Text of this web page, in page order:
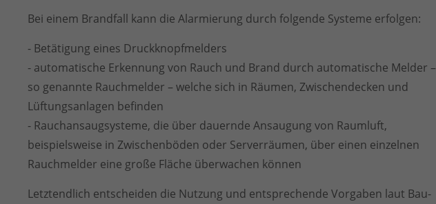
Bei einem Brandfall kann die Alarmierung durch folgende Systeme erfolgen:
- Betätigung eines Druckknopfmelders
- automatische Erkennung von Rauch und Brand durch automatische Melder –
so genannte Rauchmelder – welche sich in Räumen, Zwischendecken und
Lüftungsanlagen befinden
- Rauchansaugsysteme, die über dauernde Ansaugung von Raumluft,
beispielsweise in Zwischenböden oder Serverräumen, über einen einzelnen
Rauchmelder eine große Fläche überwachen können
Letztendlich entscheiden die Nutzung und entsprechende Vorgaben laut Bau-